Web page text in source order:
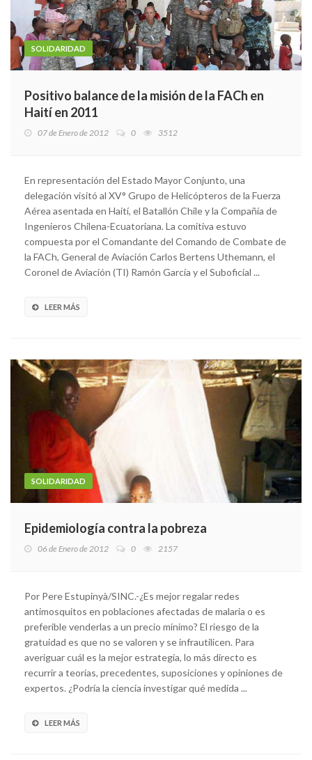
SOLIDARIDAD
Positivo balance de la misión de la FACh en
Haití en 2011
07 de Enero de 2012 0 3512
En representación del Estado Mayor Conjunto, una
delegación visitó al XV° Grupo de Helicópteros de la Fuerza
Aérea asentada en Haití, el Batallón Chile y la Compañía de
Ingenieros Chilena-Ecuatoriana. La comitiva estuvo
compuesta por el Comandante del Comando de Combate de
la FACh, General de Aviación Carlos Bertens Uthemann, el
Coronel de Aviación (TI) Ramón García y el Suboficial ...
LEER MÁS
SOLIDARIDAD
Epidemiología contra la pobreza
06 de Enero de 2012 0 2157
Por Pere Estupinyà/SINC.-¿Es mejor regalar redes
antimosquitos en poblaciones afectadas de malaria o es
preferible venderlas a un precio mínimo? El riesgo de la
gratuidad es que no se valoren y se infrautilicen. Para
averiguar cuál es la mejor estrategia, lo más directo es
recurrir a teorías, precedentes, suposiciones y opiniones de
expertos. ¿Podría la ciencia investigar qué medida ...
LEER MÁS